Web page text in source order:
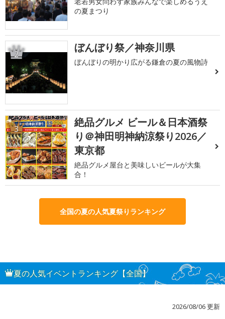
の夏まつり
2 ぼんぼり祭／神奈川県
ぼんぼりの明かり広がる鎌倉の夏の風物詩
3
絶品グルメ ビール＆日本酒祭
り＠神田明神納涼祭り2026／
東京都
絶品グルメ屋台と美味しいビールが大集
合！
全国の夏の人気夏祭りランキング
夏の人気イベントランキング【全国】
2026/08/06 更新